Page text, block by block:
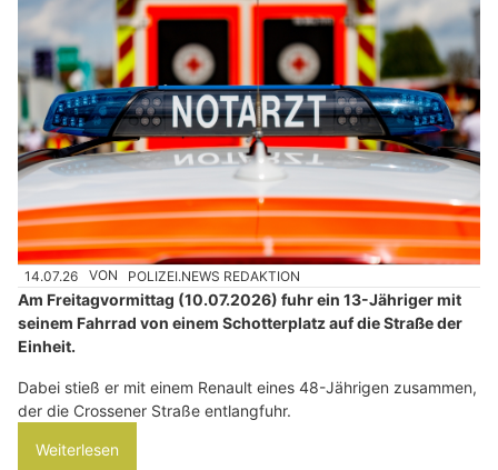
14.07.26 VON POLIZEI.NEWS REDAKTION
Am Freitagvormittag (10.07.2026) fuhr ein 13-Jähriger mit
seinem Fahrrad von einem Schotterplatz auf die Straße der
Einheit.
Dabei stieß er mit einem Renault eines 48-Jährigen zusammen,
der die Crossener Straße entlangfuhr.
Weiterlesen